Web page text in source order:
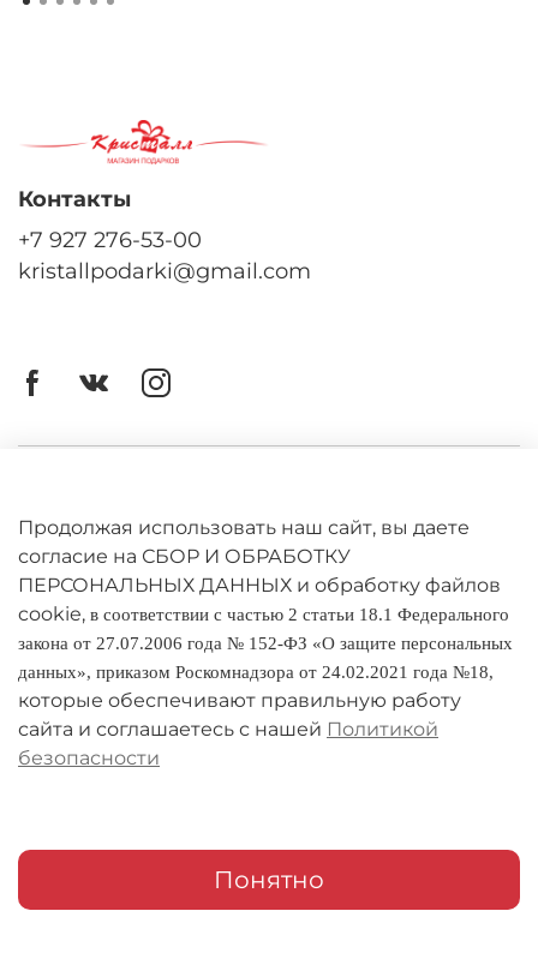
Оферта
Политика конфиденциальности
Оплата и доставка
Условия обмена и возврата
Реквизиты
Контакты
+7 927 276-53-00
kristallpodarki@gmail.com
Продолжая использовать наш сайт, вы даете
согласие на СБОР И ОБРАБОТКУ
ПЕРСОНАЛЬНЫХ ДАННЫХ и обработку файлов
cookie, в соответствии с частью 2 статьи 18.1 Федерального
закона от 27.07.2006 года № 152-ФЗ «О защите персональных
данных», приказом Роскомнадзора от 24.02.2021 года №18,
которые обеспечивают правильную работу
сайта и соглашаетесь с нашей Политикой
безопасности
Понятно